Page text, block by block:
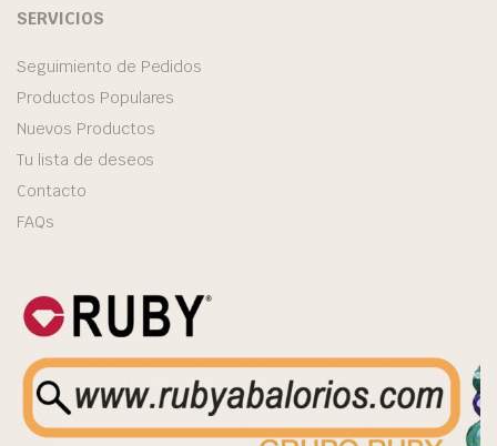
SERVICIOS
Seguimiento de Pedidos
Productos Populares
Nuevos Productos
Tu lista de deseos
Contacto
FAQs